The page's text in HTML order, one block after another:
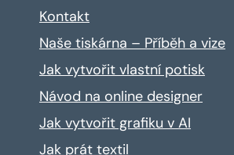
Kontakt
Naše tiskárna – Příběh a vize
Jak vytvořit vlastní potisk
Návod na online designer
Jak vytvořit grafiku v AI
Jak prát textil